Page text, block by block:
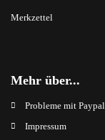
Merkzettel
Mehr über...
Probleme mit Paypal
Impressum